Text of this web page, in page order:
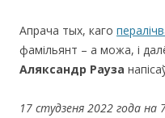
Апрача тых, каго
фамільянт – а можа, і
Аляксандр Рауза
17 студзеня 2022 года